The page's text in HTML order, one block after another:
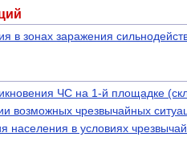
в зонах заражения
ЧС на 1-й площадке
возможных чрезвычайных
населения в условиях